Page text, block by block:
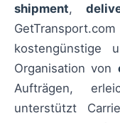
shipment,
kostengünstige
Organisation von
Aufträgen,
unterstützt